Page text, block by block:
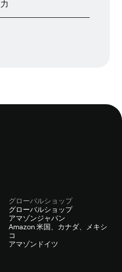
グローバルショップ
グローバルショップ
アマゾンジャパン
Amazon 米国、カナダ、メキシ
コ
アマゾンドイツ